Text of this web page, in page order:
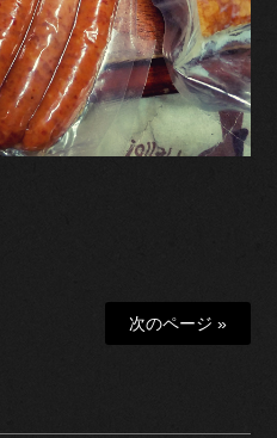
次のページ »